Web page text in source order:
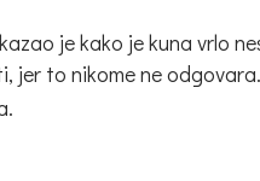
kazao je kako je kuna vrlo
jer to nikome ne odgovara.